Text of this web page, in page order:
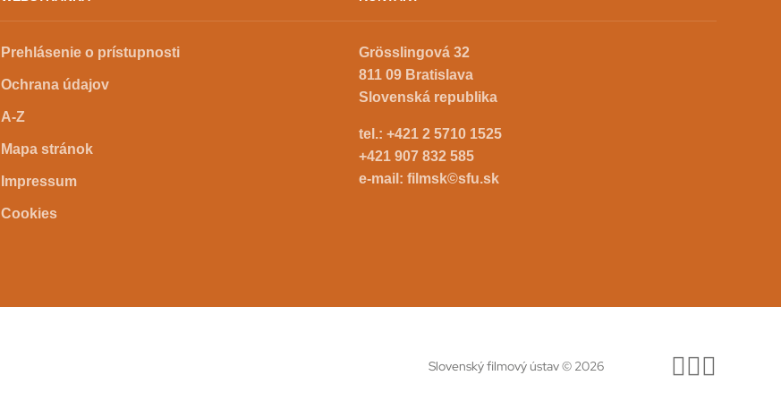
Prehlásenie o prístupnosti
Ochrana údajov
A-Z
Mapa stránok
Impressum
Cookies
Grösslingová 32
811 09 Bratislava
Slovenská republika
tel.: +421 2 5710 1525
+421 907 832 585
e-mail: filmsk©sfu.sk
Slovenský filmový ústav © 2026